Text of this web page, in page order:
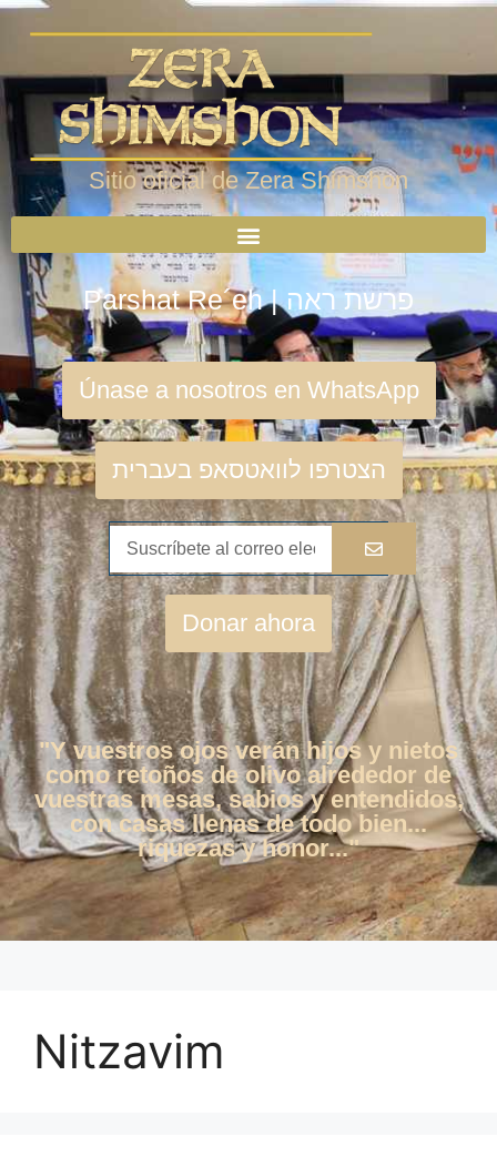
Sitio oficial de Zera Shimshon
Parshat Re´eh | פרשת ראה
Únase a nosotros en WhatsApp
הצטרפו לוואטסאפ בעברית
Donar ahora
"Y vuestros ojos verán hijos y nietos
como retoños de olivo alrededor de
vuestras mesas, sabios y entendidos,
con casas llenas de todo bien...
riquezas y honor..."
Nitzavim